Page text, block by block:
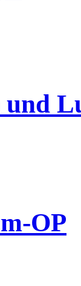
und
OP